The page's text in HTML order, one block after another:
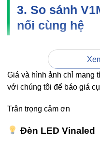
3. So sánh
nối cùng hệ
CÔNG
V1MT26-
Nối 3
V1MT26-
Nối góc
Giá và hình ảnh chỉ mang
với chúng tôi để báo giá
Trân trọng cảm ơn
Đèn LED Vinaled